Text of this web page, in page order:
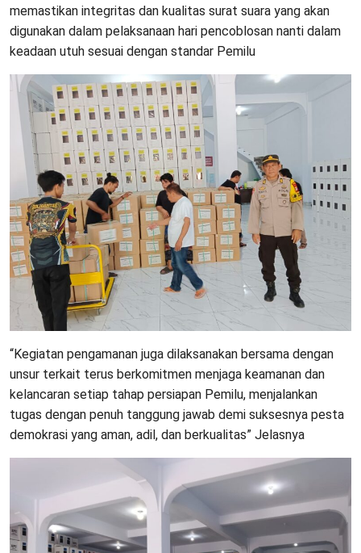
memastikan integritas dan kualitas surat suara yang akan
digunakan dalam pelaksanaan hari pencoblosan nanti dalam
keadaan utuh sesuai dengan standar Pemilu
“Kegiatan pengamanan juga dilaksanakan bersama dengan
unsur terkait terus berkomitmen menjaga keamanan dan
kelancaran setiap tahap persiapan Pemilu, menjalankan
tugas dengan penuh tanggung jawab demi suksesnya pesta
demokrasi yang aman, adil, dan berkualitas” Jelasnya